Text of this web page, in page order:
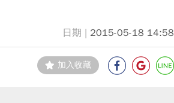
2015-05-18 14:58
加入收藏